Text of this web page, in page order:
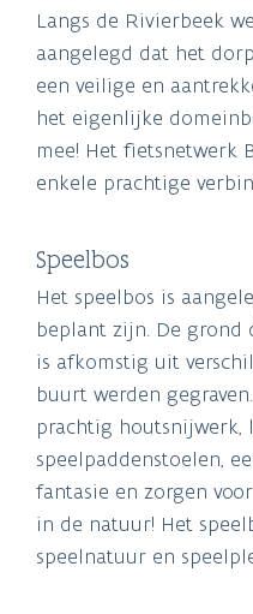
Langs de Rivierbeek
aangelegd dat het
een veilige en
het eigenlijke
mee! Het fietsnetwerk
enkele prachtige
Speelbos
Het speelbos is
beplant zijn. De grond
is afkomstig uit
buurt werden
prachtig houtsnijwerk,
speelpaddenstoelen,
fantasie en zorgen
in de natuur! Het
speelnatuur en